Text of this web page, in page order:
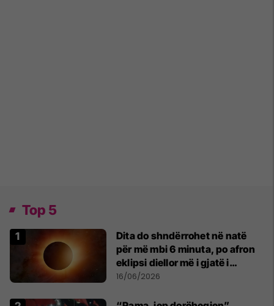
Top 5
Dita do shndërrohet në natë
për më mbi 6 minuta, po afron
eklipsi diellor më i gjatë i
shekullit të 21-të
16/06/2026